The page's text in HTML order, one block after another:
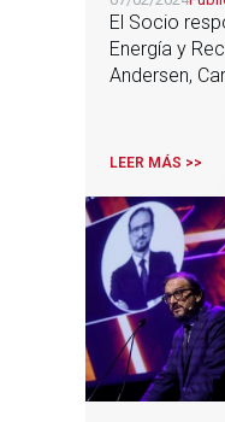
&
El Socio
Energía y
Andersen,
H2’
LEER MÁS >>